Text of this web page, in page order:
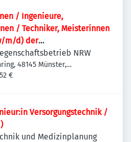
/ Ingenieure,
/ Techniker, Meisterinnen
m/d) der
/ Technischen
als
NRW
48145 Münster,
€
Versorgungstechnik /
und Medizinplanung